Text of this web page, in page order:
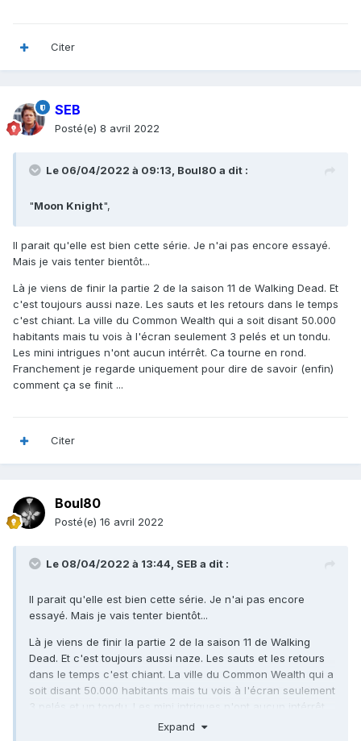
Citer
SEB
Posté(e) 8 avril 2022
Le 06/04/2022 à 09:13, Boul80 a dit :
"Moon Knight",
Il parait qu'elle est bien cette série. Je n'ai pas encore essayé.
Mais je vais tenter bientôt...
Là je viens de finir la partie 2 de la saison 11 de Walking Dead. Et
c'est toujours aussi naze. Les sauts et les retours dans le temps
c'est chiant. La ville du Common Wealth qui a soit disant 50.000
habitants mais tu vois à l'écran seulement 3 pelés et un tondu.
Les mini intrigues n'ont aucun intérrêt. Ca tourne en rond.
Franchement je regarde uniquement pour dire de savoir (enfin)
comment ça se finit ...
Citer
Boul80
Posté(e) 16 avril 2022
Le 08/04/2022 à 13:44, SEB a dit :
Il parait qu'elle est bien cette série. Je n'ai pas encore
essayé. Mais je vais tenter bientôt...
Là je viens de finir la partie 2 de la saison 11 de Walking
Dead. Et c'est toujours aussi naze. Les sauts et les retours
dans le temps c'est chiant. La ville du Common Wealth qui a
soit disant 50.000 habitants mais tu vois à l'écran seulement
3 pelés et un tondu. Les mini intrigues n'ont aucun intérrêt.
Ca tourne en rond. Franchement je regarde uniquement
Expand